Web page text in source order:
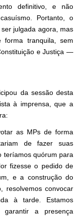
definitivo, e não
Portanto, o
julgada agora, mas
tranquila, sem
e Justiça —
da sessão desta
à imprensa, que a
as MPs de forma
de fazer suas
teríamos quórum para
fizesse o pedido de
e a construção do
resolvemos convocar
à tarde. Estamos
a presença